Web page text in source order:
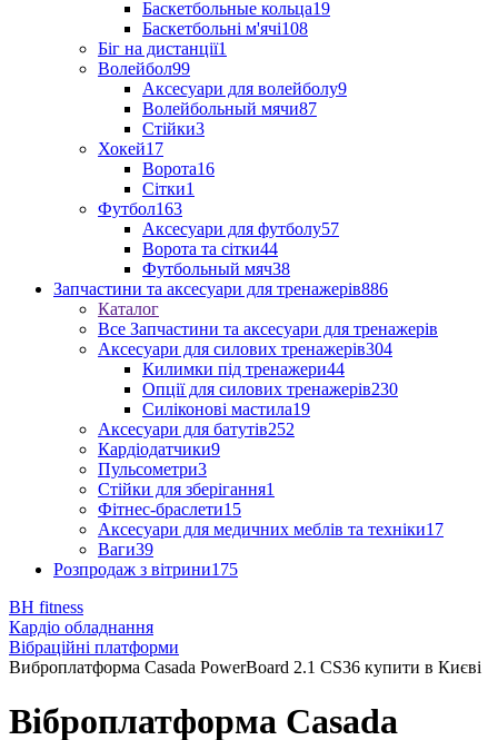
Баскетбольные кольца19
Баскетбольні м'ячі108
Біг на дистанції1
Волейбол99
Аксесуари для волейболу9
Волейбольный мячи87
Стійки3
Хокей17
Ворота16
Сітки1
Футбол163
Аксесуари для футболу57
Ворота та сітки44
Футбольный мяч38
Запчастини та аксесуари для тренажерів886
Каталог
Все Запчастини та аксесуари для тренажерів
Аксесуари для силових тренажерів304
Килимки під тренажери44
Опції для силових тренажерів230
Силіконові мастила19
Аксесуари для батутів252
Кардіодатчики9
Пульсометри3
Стійки для зберігання1
Фітнес-браслети15
Аксесуари для медичних меблів та техніки17
Ваги39
Розпродаж з вітрини175
BH fitness
Кардіо обладнання
Вібраційні платформи
Виброплатформа Casada PowerBoard 2.1 CS36 купити в Києві
Віброплатформа Casada